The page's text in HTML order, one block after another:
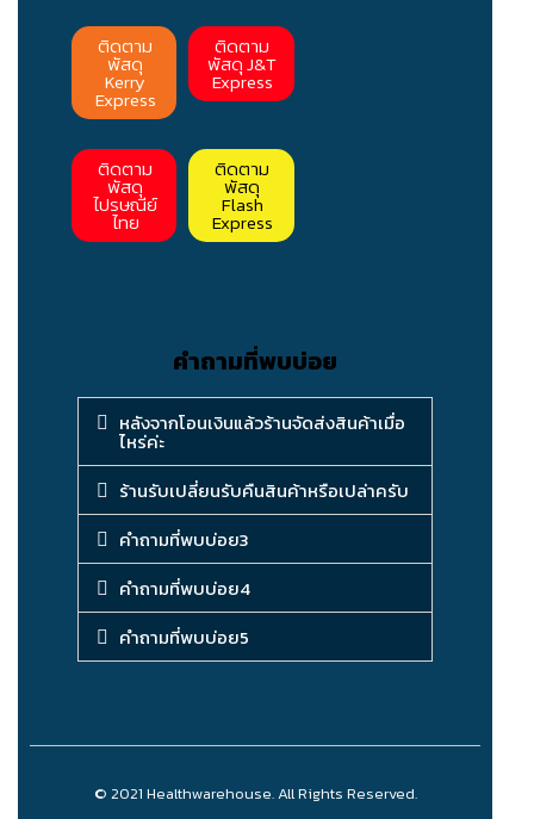
ติดตาม
พัสดุ
Kerry
Express
ติดตาม
พัสดุ J&T
Express
ติดตาม
พัสดุ
ไปรษณีย์
ไทย
ติดตาม
พัสดุ
Flash
Express
คำถามที่พบบ่อย
หลังจากโอนเงินแล้วร้านจัดส่งสินค้าเมื่อ
ไหร่ค่ะ
ร้านรับเปลี่ยนรับคืนสินค้าหรือเปล่าครับ
คำถามที่พบบ่อย3
คำถามที่พบบ่อย4
คำถามที่พบบ่อย5
© 2021 Healthwarehouse. All Rights Reserved.